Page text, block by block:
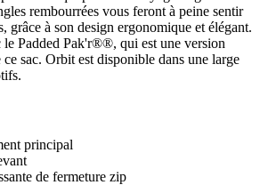
rembourrées vous feront à peine sentir
grâce à son design ergonomique et élégant.
le Padded Pak'r®®, qui est une version
sac. Orbit est disponible dans une large
principal
de fermeture zip